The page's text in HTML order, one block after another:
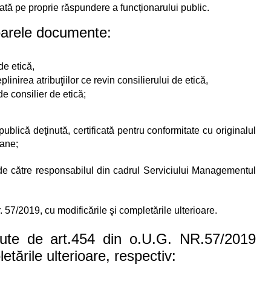
pe proprie răspundere a funcționarului public.
documente:
etică,
atribuţiilor ce revin consilierului de etică,
consilier de etică;
deţinută, certificată pentru conformitate cu originalul
către responsabilul din cadrul Serviciului Managementul
2019, cu modificările şi completările ulterioare.
de art.454 din o.U.G. NR.57/2019
ulterioare, respectiv: